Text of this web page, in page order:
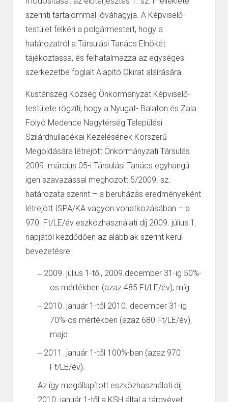
szerinti tartalommal jóváhagyja. A Képviselő-
testület felkéri a polgármestert, hogy a
határozatról a Társulási Tanács Elnökét
tájékoztassa, és felhatalmazza az egységes
szerkezetbe foglalt Alapító Okirat aláírására.
Kustánszeg Község Önkormányzat Képviselő-
testülete rögzíti, hogy a Nyugat- Balaton és Zala
Folyó Medence Nagytérség Települési
Szilárdhulladékai Kezelésének Korszerű
Megoldására létrejött Önkormányzati Társulás
2009. március 05-i Társulási Tanács egyhangú
igen szavazással meghozott 5/2009. sz.
határozata szerint – a beruházás eredményeként
létrejött ISPA/KA vagyon vonatkozásában – a
970. Ft/LE/év eszközhasználati díj 2009. július 1.
napjától kezdődően az alábbiak szerint kerül
bevezetésre:
– 2009. július 1-től, 2009.december 31-ig 50%-
os mértékben (azaz 485 Ft/LE/év), míg
– 2010. január 1-től 2010. december 31-ig
70%-os mértékben (azaz 680 Ft/LE/év),
majd
– 2011. január 1-től 100%-ban (azaz 970
Ft/LE/év).
Az így megállapított eszközhasználati díj
2010. január 1-től a KSH által a tárgyévet